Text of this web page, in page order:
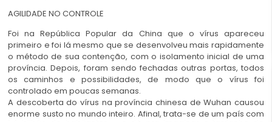
AGILIDADE NO CONTROLE
Foi na República Popular da China que o vírus apareceu
primeiro e foi lá mesmo que se desenvolveu mais rapidamente
o método de sua contenção, com o isolamento inicial de uma
província. Depois, foram sendo fechadas outras portas, todos
os caminhos e possibilidades, de modo que o vírus foi
controlado em poucas semanas.
A descoberta do vírus na província chinesa de Wuhan causou
enorme susto no mundo inteiro. Afinal, trata-se de um país com